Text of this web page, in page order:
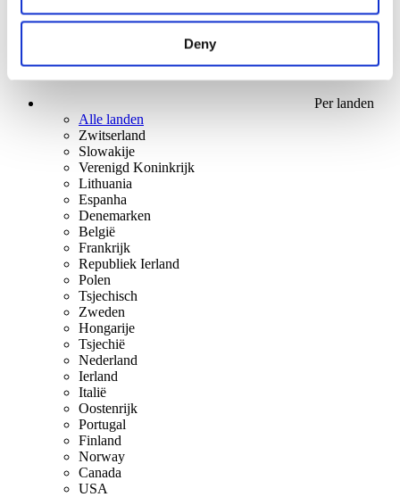
Deny
Per landen
Alle landen
Zwitserland
Slowakije
Verenigd Koninkrijk
Lithuania
Espanha
Denemarken
België
Frankrijk
Republiek Ierland
Polen
Tsjechisch
Zweden
Hongarije
Tsjechië
Nederland
Ierland
Italië
Oostenrijk
Portugal
Finland
Norway
Canada
USA